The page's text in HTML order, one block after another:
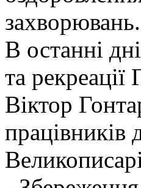
захворювань.
В останні
та
Віктор
працівників